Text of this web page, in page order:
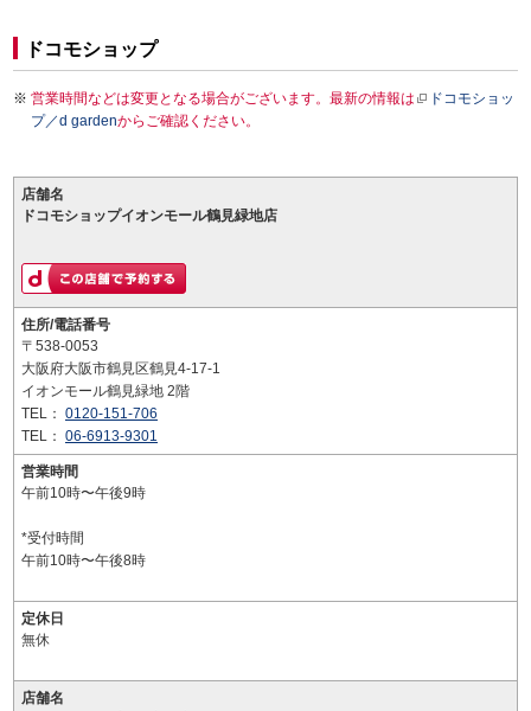
ドコモショップ
営業時間などは変更となる場合がございます。最新の情報は
ドコモショッ
プ／d gardenからご確認ください。
店舗名
ドコモショップイオンモール鶴見緑地店
住所/電話番号
〒538-0053
大阪府大阪市鶴見区鶴見4-17-1
イオンモール鶴見緑地 2階
TEL： 0120-151-706
TEL： 06-6913-9301
営業時間
午前10時〜午後9時
*受付時間
午前10時〜午後8時
定休日
無休
店舗名